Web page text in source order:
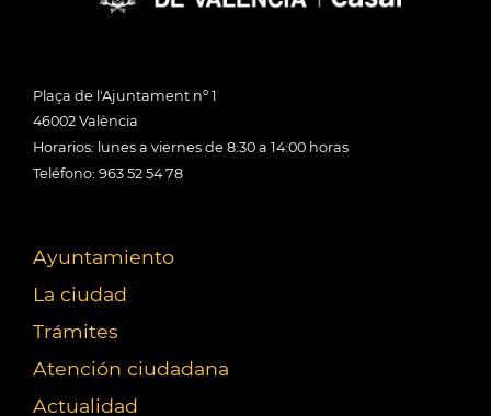
Plaça de l'Ajuntament nº 1
46002 València
Horarios: lunes a viernes de 8:30 a 14:00 horas
Teléfono: 963 52 54 78
Ayuntamiento
La ciudad
Trámites
Atención ciudadana
Actualidad